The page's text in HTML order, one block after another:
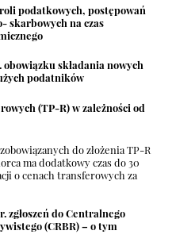
podatkowych, postępowań
skarbowych na czas
obowiązku składania nowych
podatników
(TP-R) w zależności od
do złożenia TP-R
ma dodatkowy czas do 30
o cenach transferowych za
zgłoszeń do Centralnego
(CRBR) – o tym